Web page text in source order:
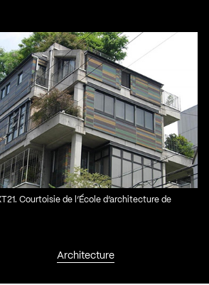
Architecture
Courtoisie de l’École d’architecture de